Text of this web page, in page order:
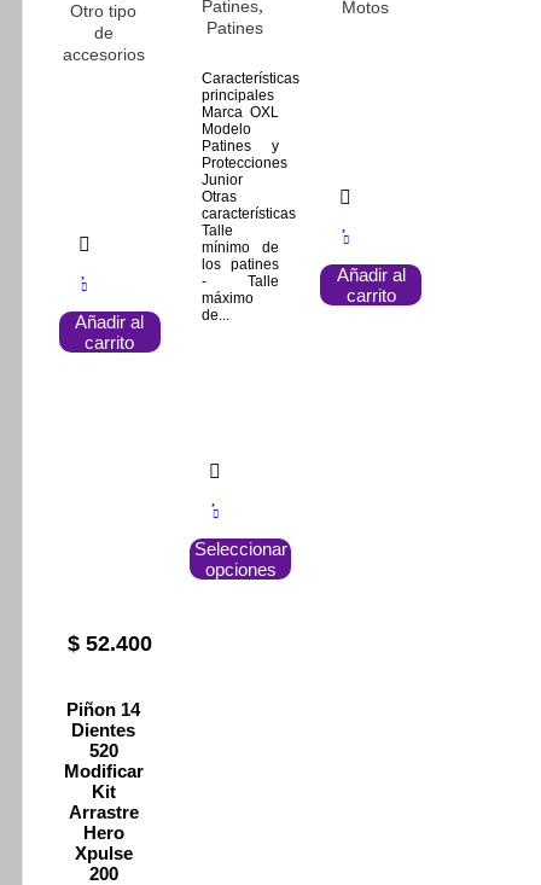
Otro tipo
de
accesorios
Añadir al
carrito
Patines,
Patines
Características
principales
Marca OXL
Modelo
Patines y
Protecciones
Junior
Otras
características
Talle
mínimo de
los patines
- Talle
máximo
de...
Seleccionar
opciones
producto
tiene
Motos
Añadir al
carrito
$52.400
Piñon 14
Dientes
520
Modificar
Kit
Arrastre
Hero
Xpulse
200